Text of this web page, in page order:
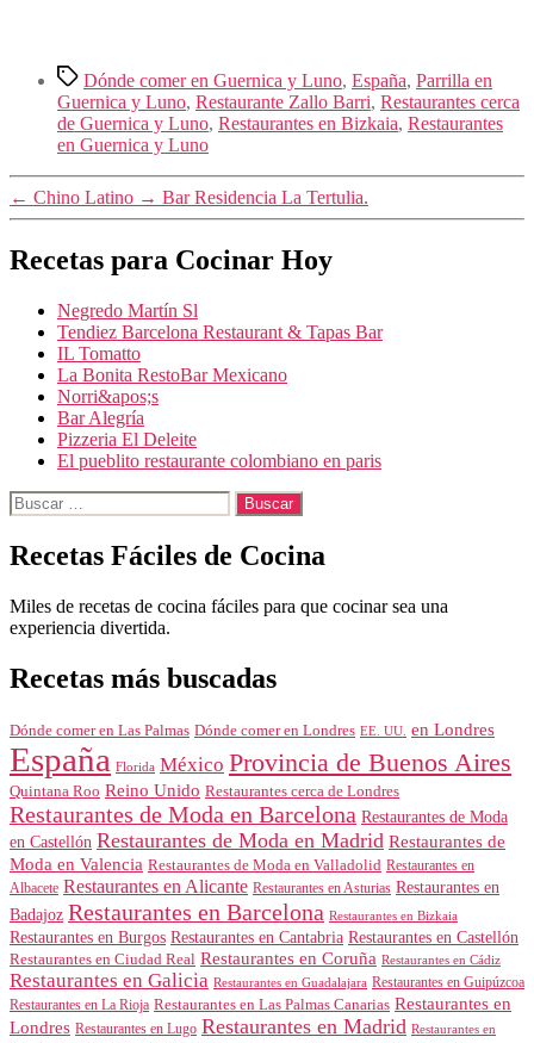
Etiquetas
Dónde comer en Guernica y Luno, España, Parrilla en
Guernica y Luno, Restaurante Zallo Barri, Restaurantes cerca
de Guernica y Luno, Restaurantes en Bizkaia, Restaurantes
en Guernica y Luno
← Chino Latino → Bar Residencia La Tertulia.
Recetas para Cocinar Hoy
Negredo Martín Sl
Tendiez Barcelona Restaurant & Tapas Bar
IL Tomatto
La Bonita RestoBar Mexicano
Norri&apos;s
Bar Alegría
Pizzeria El Deleite
El pueblito restaurante colombiano en paris
Buscar:
Recetas Fáciles de Cocina
Miles de recetas de cocina fáciles para que cocinar sea una
experiencia divertida.
Recetas más buscadas
Dónde comer en Las Palmas Dónde comer en Londres EE. UU. en Londres
España Florida México Provincia de Buenos Aires
Quintana Roo Reino Unido Restaurantes cerca de Londres
Restaurantes de Moda en Barcelona Restaurantes de Moda
en Castellón Restaurantes de Moda en Madrid Restaurantes de
Moda en Valencia Restaurantes de Moda en Valladolid Restaurantes en
Albacete Restaurantes en Alicante Restaurantes en Asturias Restaurantes en
Badajoz Restaurantes en Barcelona Restaurantes en Bizkaia
Restaurantes en Burgos Restaurantes en Cantabria Restaurantes en Castellón
Restaurantes en Ciudad Real Restaurantes en Coruña Restaurantes en Cádiz
Restaurantes en Galicia Restaurantes en Guadalajara Restaurantes en Guipúzcoa
Restaurantes en La Rioja Restaurantes en Las Palmas Canarias Restaurantes en
Londres Restaurantes en Lugo Restaurantes en Madrid Restaurantes en